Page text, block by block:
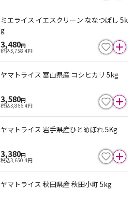
ミエライス イエスクリーン ななつぼし 5k
g
3,480円
税込3,758.4円
ヤマトライス 富山県産 コシヒカリ 5kg
3,580円
税込3,866.4円
ヤマトライス 岩手県産ひとめぼれ 5Kg
3,380円
税込3,650.4円
ヤマトライス 秋田県産 秋田小町 5kg